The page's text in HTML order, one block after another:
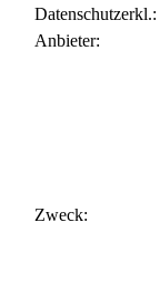
Datenschutzerkl.:
Anbieter:
Zweck: